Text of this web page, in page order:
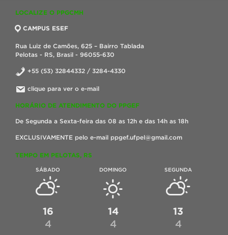
LOCALIZE O PPGCMH
CAMPUS ESEF
Rua Luiz de Camões, 625 – Bairro Tablada
Pelotas - RS, Brasil - 96055-630
+55 (53) 32844332 / 3284-4330
clique para ver o e-mail
HORÁRIO DE ATENDIMENTO DO PPGEF
De Segunda a Sexta-feira das 08 as 12h e das 14h as 18h
EXCLUSIVAMENTE pelo e-mail ppgef.ufpel@gmail.com
TEMPO EM PELOTAS, RS
SÁBADO
16
4
DOMINGO
14
4
SEGUNDA
13
4